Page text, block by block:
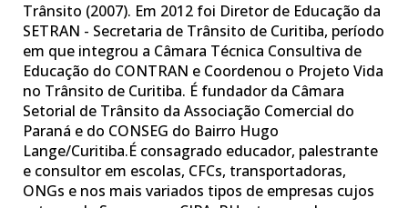
Trânsito (2007). Em 2012 foi Diretor de Educação da
SETRAN - Secretaria de Trânsito de Curitiba, período
em que integrou a Câmara Técnica Consultiva de
Educação do CONTRAN e Coordenou o Projeto Vida
no Trânsito de Curitiba. É fundador da Câmara
Setorial de Trânsito da Associação Comercial do
Paraná e do CONSEG do Bairro Hugo
Lange/Curitiba.É consagrado educador, palestrante
e consultor em escolas, CFCs, transportadoras,
ONGs e nos mais variados tipos de empresas cujos